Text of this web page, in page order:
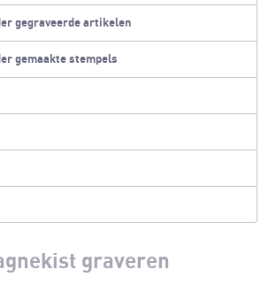
gegraveerde artikelen
gemaakte stempels
graveren